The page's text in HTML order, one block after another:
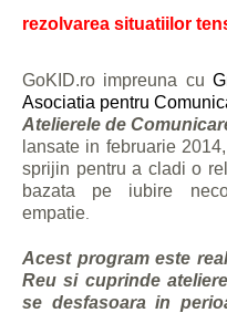
rezolvarea situatiilor
GoKID.ro impreuna cu
Asociatia pentru
Atelierele de
lansate in februarie
sprijin pentru a cladi o
bazata pe iubire
empatie
Acest program este
Reu si cuprinde
se desfasoara in